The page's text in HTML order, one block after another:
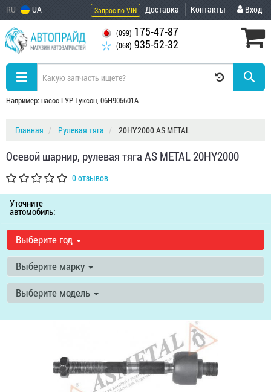
RU UA Запрос по VIN Доставка Контакты Вход
(099) 175-47-87
(068) 935-52-32
Например: насос ГУР Туксон, 06H905601A
Главная Рулевая тяга 20HY2000 AS METAL
Осевой шарнир, рулевая тяга AS METAL 20HY2000
0 отзывов
Уточните
автомобиль:
Выберите год
Выберите марку
Выберите модель